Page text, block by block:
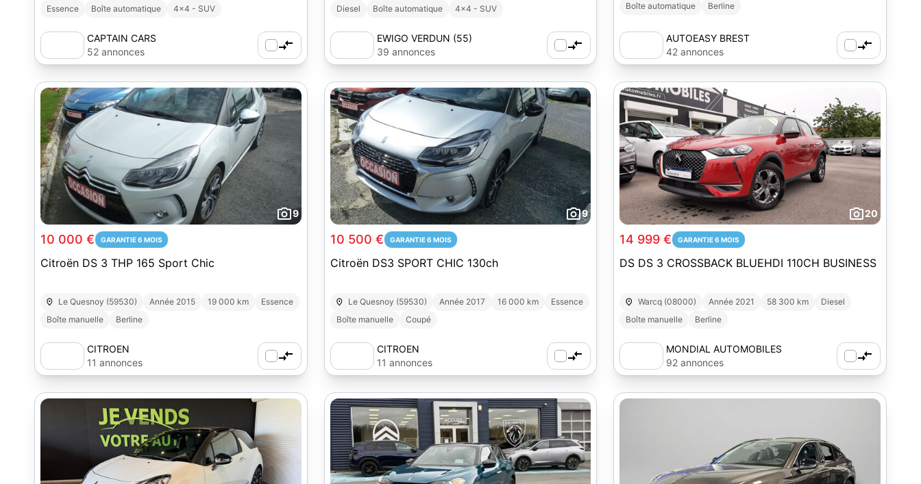
Essence
Boîte automatique 4x4 - SUV
CAPTAIN CARS
52 annonces
Diesel
Boîte automatique 4x4 - SUV
EWIGO VERDUN (55)
39 annonces
Boîte automatique
Berline
AUTOEASY BREST
42 annonces
9
10 000 € GARANTIE 6 MOIS
Citroën DS 3 THP 165 Sport Chic
Le Quesnoy (59530) Année 2015 19 000 km
Essence
Boîte manuelle
Berline
CITROEN
11 annonces
9
10 500 € GARANTIE 6 MOIS
Citroën DS3 SPORT CHIC 130ch
Le Quesnoy (59530) Année 2017 16 000 km
Essence
Boîte manuelle
Coupé
CITROEN
11 annonces
20
14 999 € GARANTIE 6 MOIS
DS DS 3 CROSSBACK BLUEHDI 110CH BUSINESS
Warcq (08000) Année 2021 58 300 km
Diesel
Boîte manuelle
Berline
MONDIAL AUTOMOBILES
92 annonces